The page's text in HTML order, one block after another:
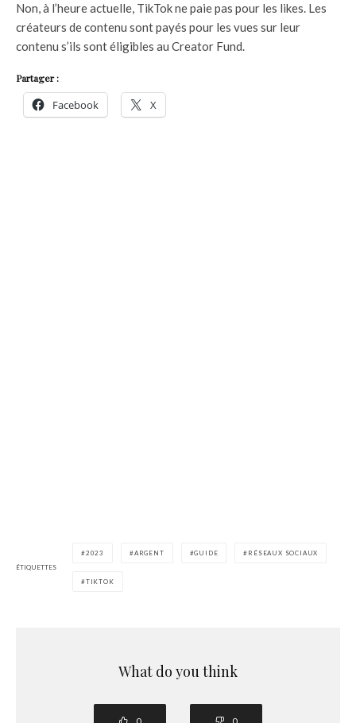
Non, à l’heure actuelle, TikTok ne paie pas pour les likes. Les
créateurs de contenu sont payés pour les vues sur leur
contenu s’ils sont éligibles au Creator Fund.
Partager :
Facebook X
ÉTIQUETTES
2023 ARGENT GUIDE RÉSEAUX SOCIAUX
TIKTOK
What do you think